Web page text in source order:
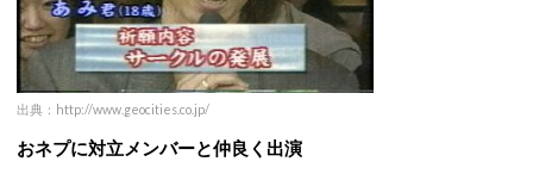
出典：http://www.geocities.co.jp/
おネプに対立メンバーと仲良く出演